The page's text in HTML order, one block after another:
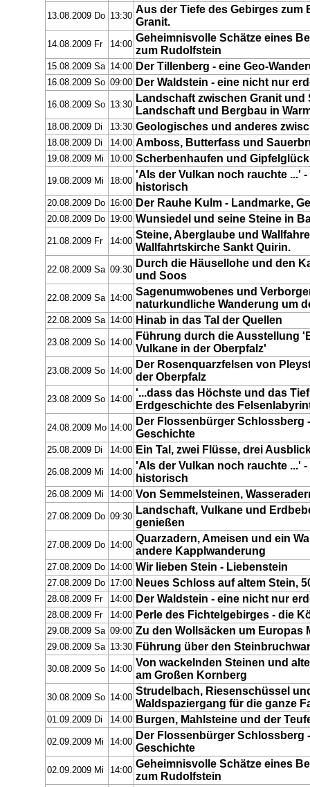
13.08.2009 Do 13:30
Aus der Tiefe des Gebirges
Granit.
14.08.2009 Fr 14:00
Geheimnisvolle Schätze eines
zum Rudolfstein
15.08.2009 Sa 14:00 Der Tillenberg - eine Geo-
16.08.2009 So 09:00 Der Waldstein - eine nicht nur
16.08.2009 So 13:30
Landschaft zwischen Granit
Landschaft und Bergbau in
18.08.2009 Di 13:30 Geologisches und anderes
18.08.2009 Di 14:00 Amboss, Butterfass und
19.08.2009 Mi 10:00 Scherbenhaufen und
19.08.2009 Mi 18:00
'Als der Vulkan noch rauchte ...'
historisch
20.08.2009 Do 16:00 Der Rauhe Kulm - Landmarke,
20.08.2009 Do 19:00 Wunsiedel und seine Steine in
21.08.2009 Fr 14:00
Steine, Aberglaube und
Wallfahrtskirche Sankt Quirin.
22.08.2009 Sa 09:30
Durch die Häusellohe und den
und Soos
22.08.2009 Sa 14:00
Sagenumwobenes und
naturkundliche Wanderung um
22.08.2009 Sa 14:00 Hinab in das Tal der Quellen
23.08.2009 So 14:00
Führung durch die Ausstellung
Vulkane in der Oberpfalz'
23.08.2009 So 14:00
Der Rosenquarzfelsen von
der Oberpfalz
23.08.2009 So 14:00
'...dass das Höchste und das
Erdgeschichte des
24.08.2009 Mo 14:00
Der Flossenbürger Schlossberg
Geschichte
25.08.2009 Di 14:00 Ein Tal, zwei Flüsse, drei
26.08.2009 Mi 14:00
'Als der Vulkan noch rauchte ...'
historisch
26.08.2009 Mi 14:00 Von Semmelsteinen,
27.08.2009 Do 09:30
Landschaft, Vulkane und
genießen
27.08.2009 Do 14:00
Quarzadern, Ameisen und ein
andere Kapplwanderung
27.08.2009 Do 14:00 Wir lieben Stein - Liebenstein
27.08.2009 Do 17:00 Neues Schloss auf altem Stein,
28.08.2009 Fr 14:00 Der Waldstein - eine nicht nur
28.08.2009 Fr 14:00 Perle des Fichtelgebirges - die
29.08.2009 Sa 09:00 Zu den Wollsäcken um Europas
29.08.2009 Sa 13:30 Führung über den
30.08.2009 So 14:00
Von wackelnden Steinen und
am Großen Kornberg
30.08.2009 So 14:00
Strudelbach, Riesenschüssel
Waldspaziergang für die ganze
01.09.2009 Di 14:00 Burgen, Mahlsteine und der
02.09.2009 Mi 14:00
Der Flossenbürger Schlossberg
Geschichte
02.09.2009 Mi 14:00
Geheimnisvolle Schätze eines
zum Rudolfstein